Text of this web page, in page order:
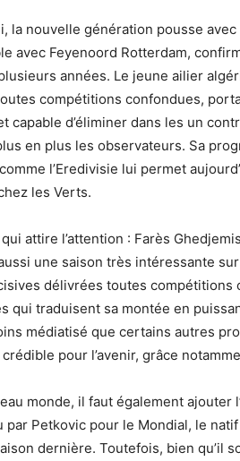
la nouvelle génération pousse
avec Feyenoord Rotterdam,
années. Le jeune ailier
compétitions confondues,
capable d’éliminer dans les un
en plus les observateurs. Sa
l’Eredivisie lui permet
les Verts.
attire l’attention : Farès
une saison très intéressante
délivrées toutes
qui traduisent sa montée en
médiatisé que certains autres
pour l’avenir, grâce
monde, il faut également ajouter
par Petkovic pour le Mondial, le
dernière. Toutefois, bien qu’il